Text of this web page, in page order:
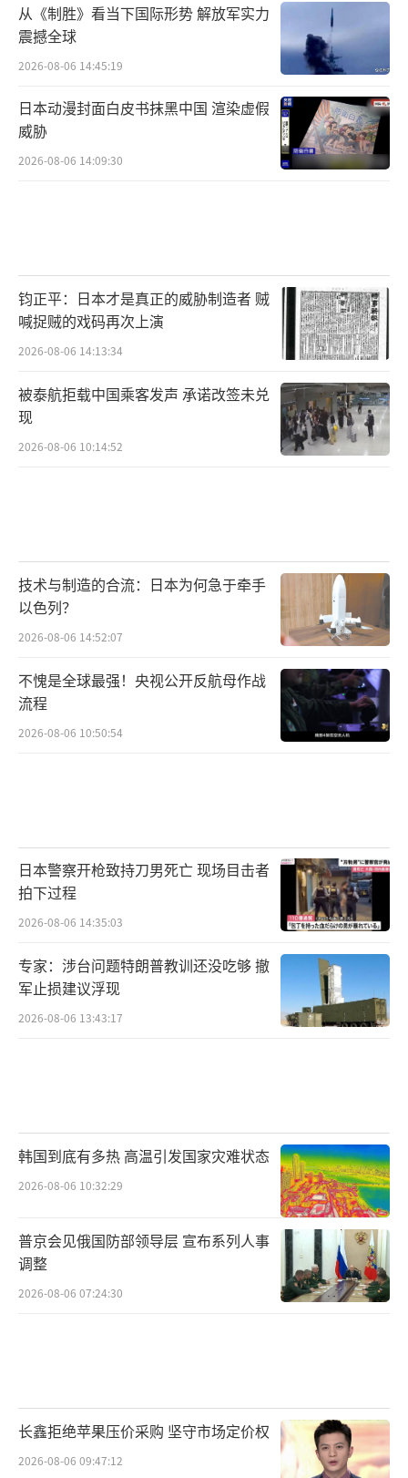
从《制胜》看当下国际形势 解放军实力
震撼全球
2026-08-06 14:45:19
日本动漫封面白皮书抹黑中国 渲染虚假
威胁
2026-08-06 14:09:30
钧正平：日本才是真正的威胁制造者 贼
喊捉贼的戏码再次上演
2026-08-06 14:13:34
被泰航拒载中国乘客发声 承诺改签未兑
现
2026-08-06 10:14:52
技术与制造的合流：日本为何急于牵手
以色列？
2026-08-06 14:52:07
不愧是全球最强！央视公开反航母作战
流程
2026-08-06 10:50:54
日本警察开枪致持刀男死亡 现场目击者
拍下过程
2026-08-06 14:35:03
专家：涉台问题特朗普教训还没吃够 撤
军止损建议浮现
2026-08-06 13:43:17
韩国到底有多热 高温引发国家灾难状态
2026-08-06 10:32:29
普京会见俄国防部领导层 宣布系列人事
调整
2026-08-06 07:24:30
长鑫拒绝苹果压价采购 坚守市场定价权
2026-08-06 09:47:12